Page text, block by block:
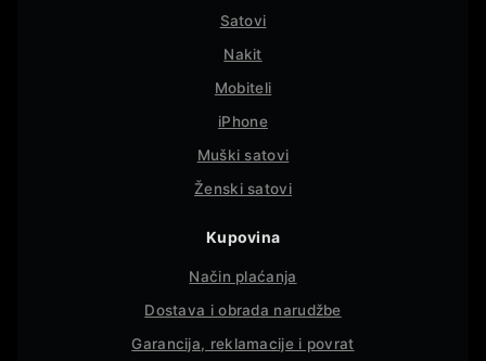
Satovi
Nakit
Mobiteli
iPhone
Muški satovi
Ženski satovi
Kupovina
Način plaćanja
Dostava i obrada narudžbe
Garancija, reklamacije i povrat